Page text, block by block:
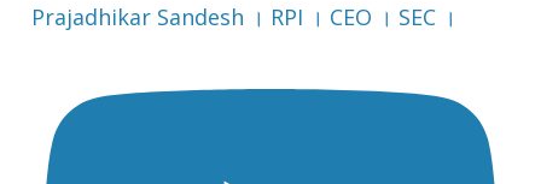
Prajadhikar Sandesh । RPI । CEO । SEC ।